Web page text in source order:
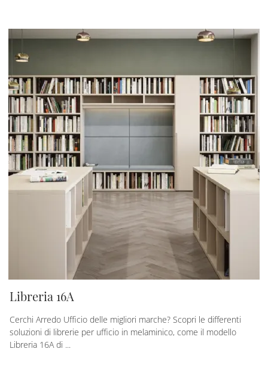
Libreria 16A
Cerchi Arredo Ufficio delle migliori marche? Scopri le differenti
soluzioni di librerie per ufficio in melaminico, come il modello
Libreria 16A di ...